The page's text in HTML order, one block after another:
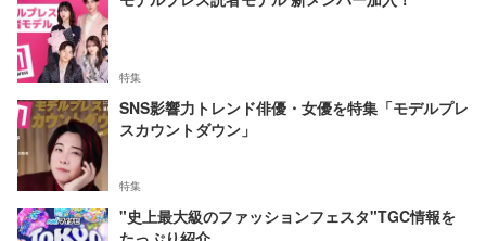
特集
SNS影響力トレンド俳優・女優を特集「モデルプレ
スカウントダウン」
特集
"史上最大級のファッションフェスタ"TGC情報を